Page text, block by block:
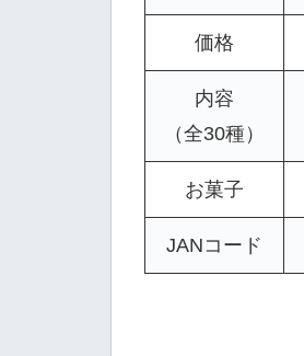
価格
内容
（全30種）
お菓子
JANコード